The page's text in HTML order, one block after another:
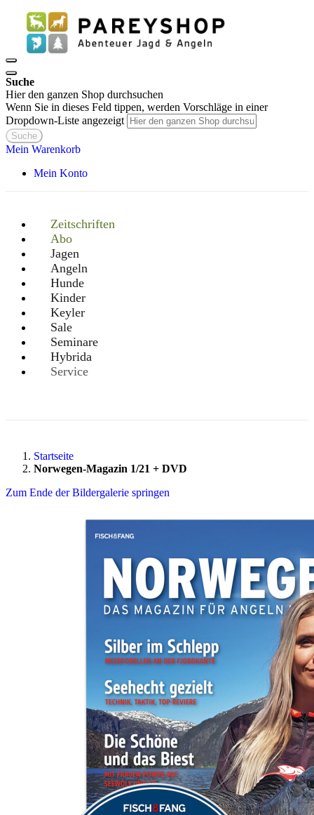
Suche
Hier den ganzen Shop durchsuchen
Wenn Sie in dieses Feld tippen, werden Vorschläge in einer
Dropdown-Liste angezeigt
Suche
Mein Warenkorb
Mein Konto
Zeitschriften
Abo
Jagen
Angeln
Hunde
Kinder
Keyler
Sale
Seminare
Hybrida
Service
Startseite
Norwegen-Magazin 1/21 + DVD
Zum Ende der Bildergalerie springen